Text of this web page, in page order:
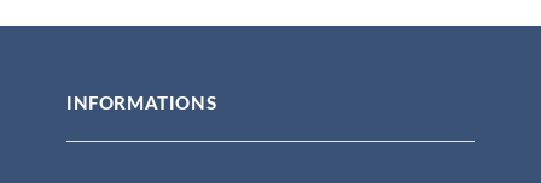
INFORMATIONS